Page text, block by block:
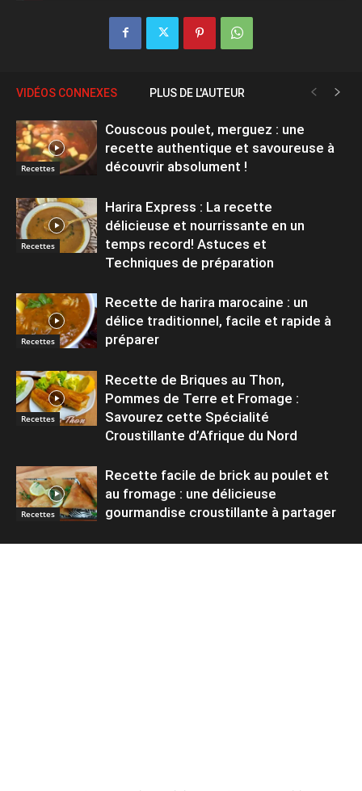
VIDÉOS CONNEXES PLUS DE L'AUTEUR
Recettes
Couscous poulet, merguez : une
recette authentique et savoureuse à
découvrir absolument !
Recettes
Harira Express : La recette
délicieuse et nourrissante en un
temps record! Astuces et
Techniques de préparation
Recettes
Recette de harira marocaine : un
délice traditionnel, facile et rapide à
préparer
Recettes
Recette de Briques au Thon,
Pommes de Terre et Fromage :
Savourez cette Spécialité
Croustillante d’Afrique du Nord
Recettes
Recette facile de brick au poulet et
au fromage : une délicieuse
gourmandise croustillante à partager